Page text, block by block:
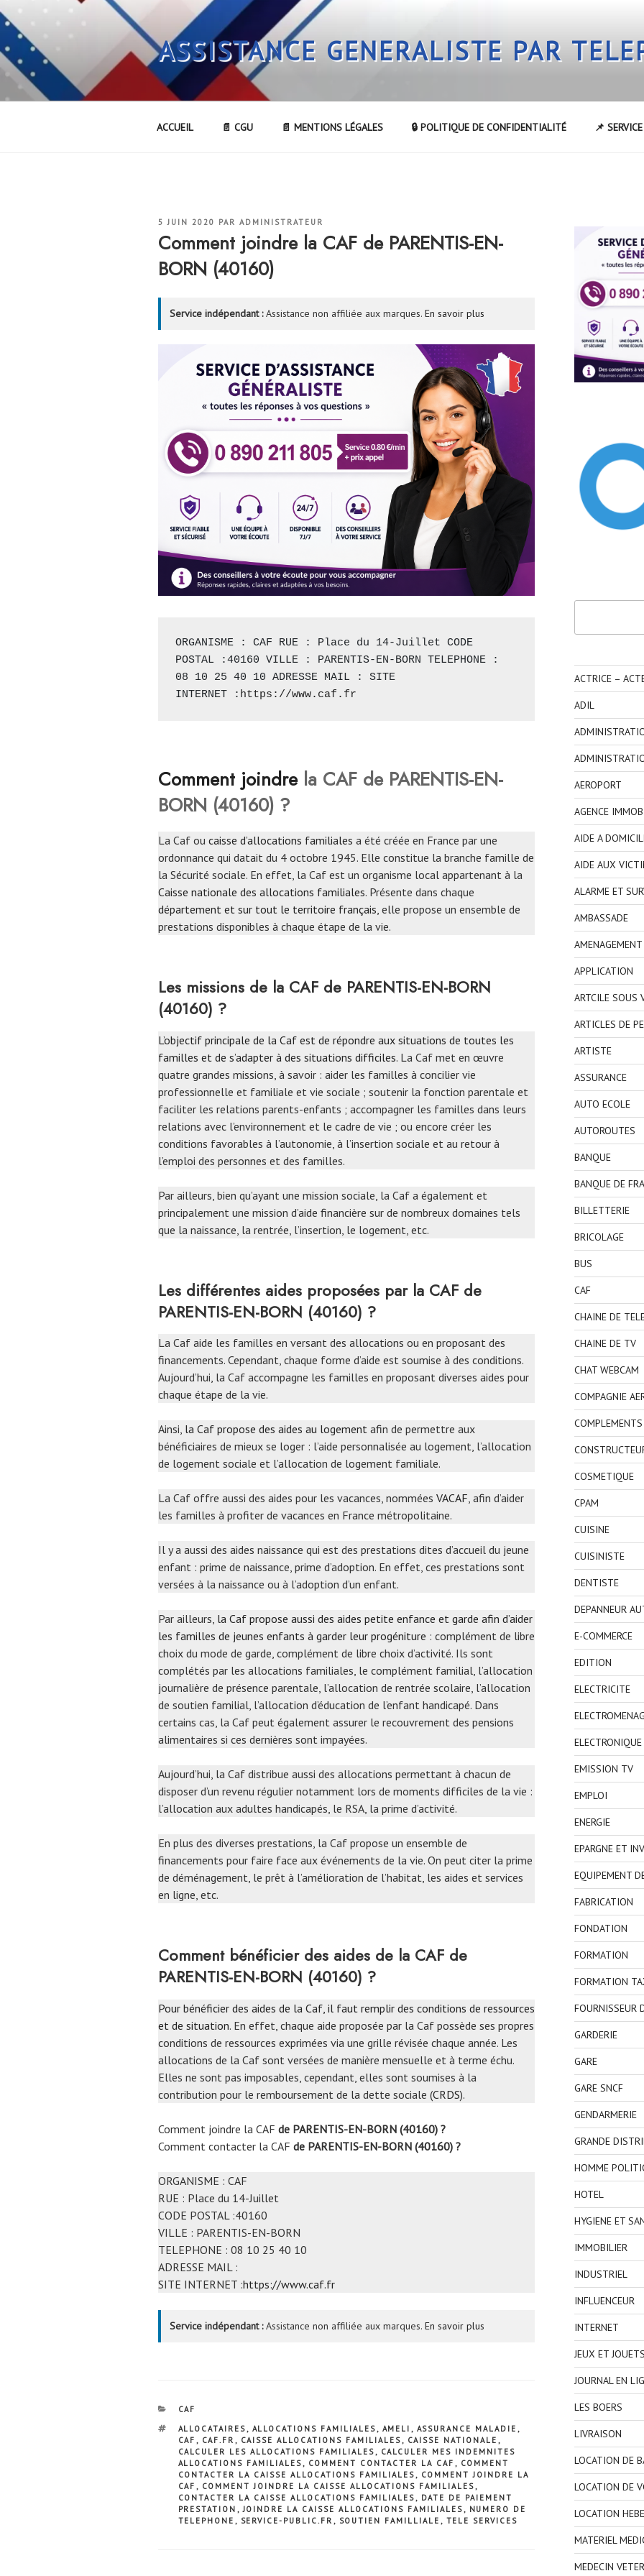
Aller
au
contenu
principal
ASSISTANCE GENERALISTE PAR
ACCUEIL 📄 CGU 📄 MENTIONS LÉGALES 🔒 POLITIQUE DE CONFIDENTIALITÉ 📌
PUBLIÉ
5 JUIN 2020 PAR ADMINISTRATEUR
Comment joindre la CAF de PARENTIS-EN-
BORN (40160)
Service indépendant :Assistance non affiliée aux marques. En savoir plus
ORGANISME : CAF RUE : Place du 14-Juillet CODE
POSTAL :40160 VILLE : PARENTIS-EN-BORN TELEPHONE :
08 10 25 40 10 ADRESSE MAIL : SITE
INTERNET : https://www.caf .fr
Comment joindrela CAF de PARENTIS-EN-
BORN (40160) ?
La Caf ou caisse d’allocations familiales a été créée en France par une
ordonnance qui datait du 4 octobre 1945. Elle constitue la branche famille de
la Sécurité sociale. En effet, la Caf est un organisme local appartenant à la
Caisse nationale des allocations familiales. Présente dans chaque
département et sur tout le territoire français, elle propose un ensemble de
prestations disponibles à chaque étape de la vie.
Les missions de la CAF de PARENTIS-EN-BORN
(40160) ?
L’objectif principale de la Caf est de répondre aux situations de toutes les
familles et de s’adapter à des situations difficiles. La Caf met en œuvre
quatre grandes missions, à savoir : aider les familles à concilier vie
professionnelle et familiale et vie sociale ; soutenir la fonction parentale et
faciliter les relations parents-enfants ; accompagner les familles dans leurs
relations avec l’environnement et le cadre de vie ; ou encore créer les
conditions favorables à l’autonomie, à l’insertion sociale et au retour à
l’emploi des personnes et des familles.
Par ailleurs, bien qu’ayant une mission sociale, la Caf a également et
principalement une mission d’aide financière sur de nombreux domaines tels
que la naissance, la rentrée, l’insertion, le logement, etc.
Les différentes aides proposées par la CAF de
PARENTIS-EN-BORN (40160) ?
La Caf aide les familles en versant des allocations ou en proposant des
financements. Cependant, chaque forme d’aide est soumise à des conditions.
Aujourd’hui, la Caf accompagne les familles en proposant diverses aides pour
chaque étape de la vie.
Ainsi, la Caf propose des aides au logement afin de permettre aux
bénéficiaires de mieux se loger : l’aide personnalisée au logement, l’allocation
de logement sociale et l’allocation de logement familiale.
La Caf offre aussi des aides pour les vacances, nommées VACAF, afin d’aider
les familles à profiter de vacances en France métropolitaine.
Il y a aussi des aides naissance qui est des prestations dites d’accueil du jeune
enfant : prime de naissance, prime d’adoption. En effet, ces prestations sont
versées à la naissance ou à l’adoption d’un enfant.
Par ailleurs, la Caf propose aussi des aides petite enfance et garde afin d’aider
les familles de jeunes enfants à garder leur progéniture : complément de libre
choix du mode de garde, complément de libre choix d’activité. Ils sont
complétés par les allocations familiales, le complément familial, l’allocation
journalière de présence parentale, l’allocation de rentrée scolaire, l’allocation
de soutien familial, l’allocation d’éducation de l’enfant handicapé. Dans
certains cas, la Caf peut également assurer le recouvrement des pensions
alimentaires si ces dernières sont impayées.
Aujourd’hui, la Caf distribue aussi des allocations permettant à chacun de
disposer d’un revenu régulier notamment lors de moments difficiles de la vie :
l’allocation aux adultes handicapés, le RSA, la prime d’activité.
En plus des diverses prestations, la Caf propose un ensemble de
financements pour faire face aux événements de la vie. On peut citer la prime
de déménagement, le prêt à l’amélioration de l’habitat, les aides et services
en ligne, etc.
Comment bénéficier des aides de la CAF de
PARENTIS-EN-BORN (40160) ?
Pour bénéficier des aides de la Caf, il faut remplir des conditions de ressources
et de situation. En effet, chaque aide proposée par la Caf possède ses propres
conditions de ressources exprimées via une grille révisée chaque année. Les
allocations de la Caf sont versées de manière mensuelle et à terme échu.
Elles ne sont pas imposables, cependant, elles sont soumises à la
contribution pour le remboursement de la dette sociale (CRDS).
Comment joindre la CAF de PARENTIS-EN-BORN (40160) ?
Comment contacter la CAF de PARENTIS-EN-BORN (40160) ?
ORGANISME : CAF
RUE : Place du 14-Juillet
CODE POSTAL :40160
VILLE : PARENTIS-EN-BORN
TELEPHONE : 08 10 25 40 10
ADRESSE MAIL :
SITE INTERNET :https://www.caf.fr
Service indépendant :Assistance non affiliée aux marques. En savoir plus
CATÉGORIES
CAF
ÉTIQUETTES
ALLOCATAIRES , ALLOCATIONS FAMILIALES , AMELI , ASSURANCE MALADIE ,
CAF , CAF.FR , CAISSE ALLOCATIONS FAMILIALES , CAISSE NATIONALE ,
CALCULER LES ALLOCATIONS FAMILIALES , CALCULER MES INDEMNITES
ALLOCATIONS FAMILIALES , COMMENT CONTACTER LA CAF , COMMENT
CONTACTER LA CAISSE ALLOCATIONS FAMILIALES , COMMENT JOINDRE LA
CAF , COMMENT JOINDRE LA CAISSE ALLOCATIONS FAMILIALES ,
CONTACTER LA CAISSE ALLOCATIONS FAMILIALES , DATE DE PAIEMENT
PRESTATION ,JOINDRE LA CAISSE ALLOCATIONS FAMILIALES , NUMERO DE
TELEPHONE , SERVICE-PUBLIC.FR , SOUTIEN FAMILLIALE , TELE SERVICES
ACTRICE –
ADIL
AEROPORT
AGENCE
AIDE A
AIDE AUX
ALARME ET
AMBASSADE
APPLICATION
ARTCILE SOUS
ARTICLES DE
ARTISTE
ASSURANCE
AUTO ECOLE
AUTOROUTES
BANQUE
BANQUE DE
BILLETTERIE
BRICOLAGE
BUS
CAF
CHAINE DE
CHAINE DE TV
CHAT WEBCAM
COMPAGNIE
COSMETIQUE
CPAM
CUISINE
CUISINISTE
DENTISTE
DEPANNEUR
E-COMMERCE
EDITION
ELECTRICITE
EMISSION TV
EMPLOI
ENERGIE
EPARGNE ET
EQUIPEMENT
FABRICATION
FONDATION
FORMATION
FORMATION
FOURNISSEUR
GARDERIE
GARE
GARE SNCF
GENDARMERIE
GRANDE
HOMME
HOTEL
HYGIENE ET
IMMOBILIER
INDUSTRIEL
INFLUENCEUR
INTERNET
JEUX ET JOUETS
JOURNAL EN
LES BOERS
LIVRAISON
LOCATION DE
LOCATION DE
LOCATION
MATERIEL
MEDECIN